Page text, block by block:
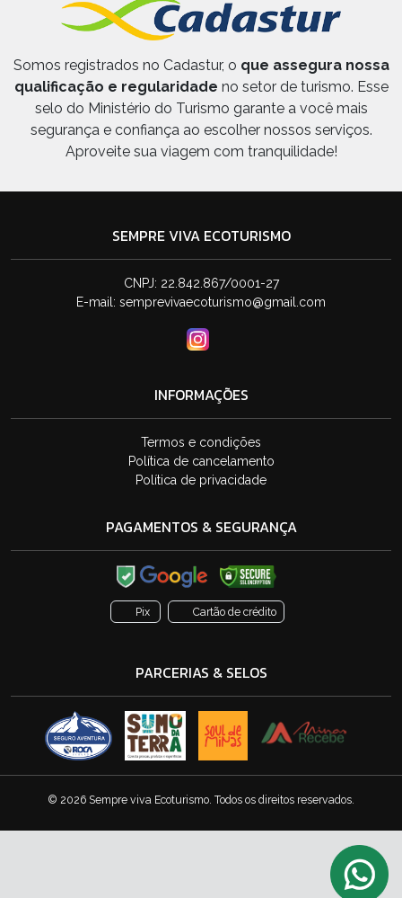
Somos registrados no Cadastur, o que assegura nossa
qualificação e regularidade no setor de turismo. Esse
selo do Ministério do Turismo garante a você mais
segurança e confiança ao escolher nossos serviços.
Aproveite sua viagem com tranquilidade!
SEMPRE VIVA ECOTURISMO
CNPJ: 22.842.867/0001-27
E-mail: semprevivaecoturismo@gmail.com
INFORMAÇÕES
Termos e condições
Política de cancelamento
Política de privacidade
PAGAMENTOS & SEGURANÇA
Pix Cartão de crédito
PARCERIAS & SELOS
© 2026 Sempre viva Ecoturismo. Todos os direitos reservados.